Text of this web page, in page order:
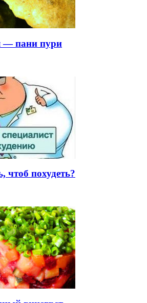
— пани пури
чтоб похудеть?